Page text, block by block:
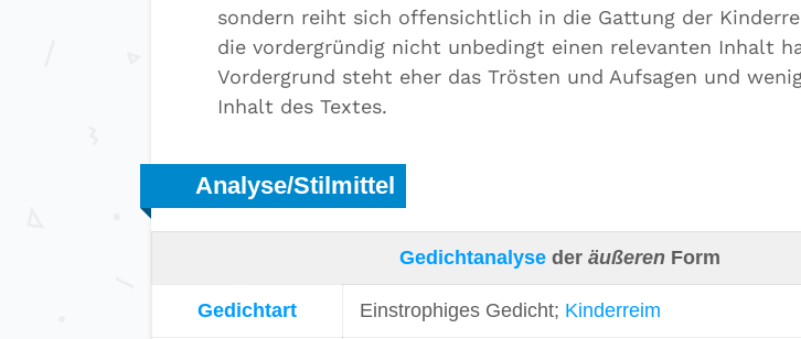
sondern reiht sich offensichtlich in die Gattung der
die vordergründig nicht unbedingt einen relevanten Inhalt
Vordergrund steht eher das Trösten und Aufsagen und
Inhalt des Textes.
Analyse/Stilmittel
Gedichtanalyseder äußerenForm
Gedichtart Einstrophiges Gedicht; Kinderreim